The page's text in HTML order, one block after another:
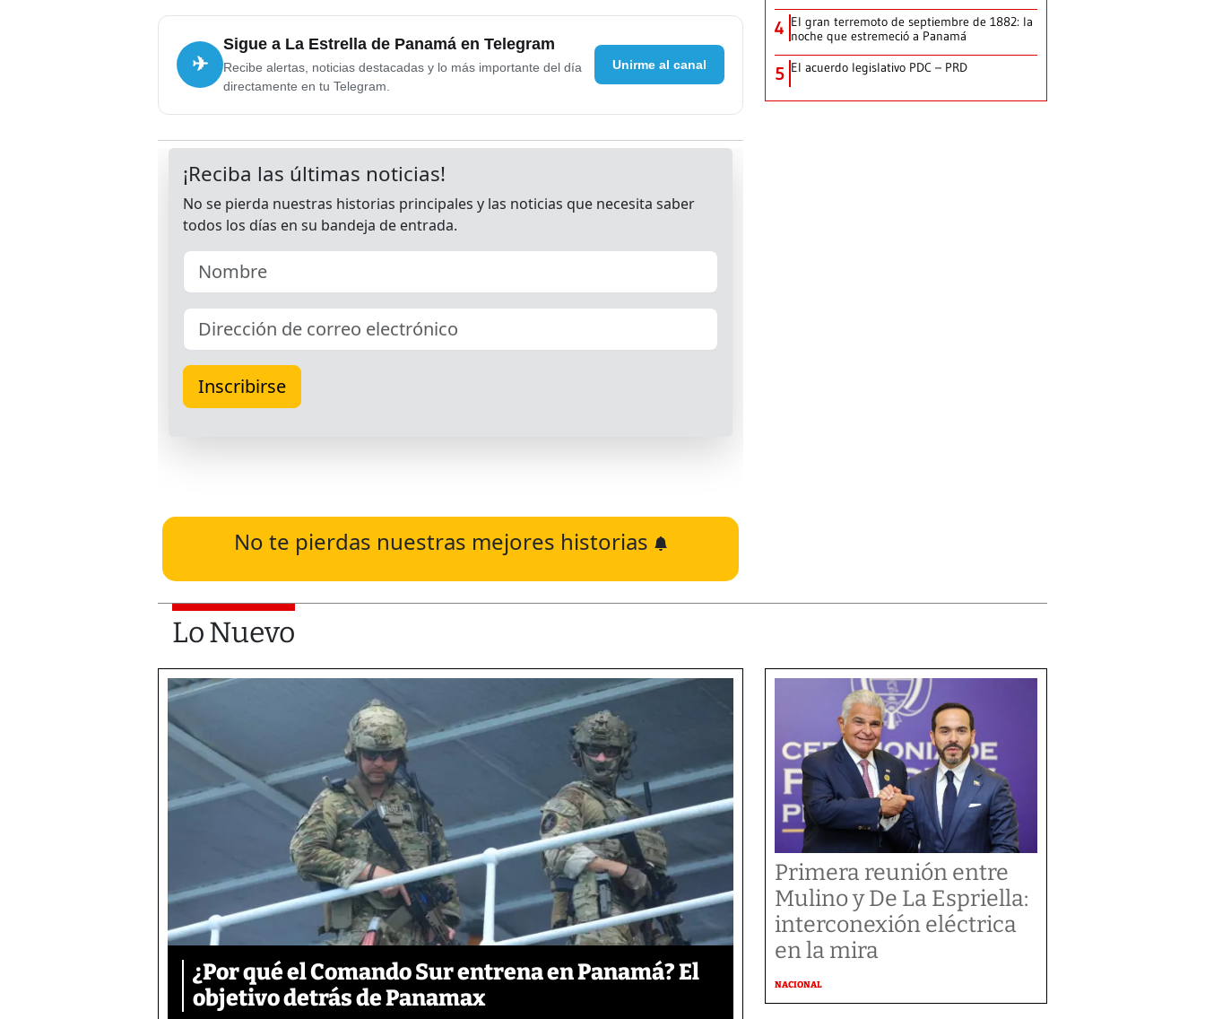
✈
Sigue a La Estrella de Panamá en Telegram
Recibe alertas, noticias destacadas y lo más importante del día
directamente en tu Telegram.
Unirme al canal
No te pierdas nuestras mejores historias
4 El gran terremoto de septiembre de 1882: la
noche que estremeció a Panamá
5 El acuerdo legislativo PDC – PRD
Lo Nuevo
¿Por qué el Comando Sur entrena en Panamá? El
objetivo detrás de Panamax
Primera reunión entre
Mulino y De La Espriella:
interconexión eléctrica
en la mira
NACIONAL